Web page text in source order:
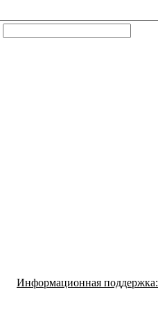
Информационная поддержка: